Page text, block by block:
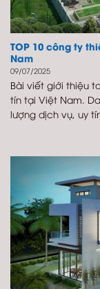
TOP 10 công ty
Nam
09/07/2025
Bài viết giới thiệu
tín tại Việt Nam.
lượng dịch vụ, uy